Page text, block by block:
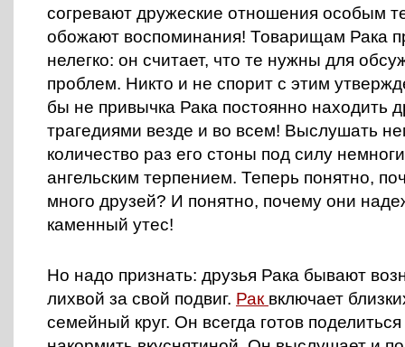
согревают дружеские отношения особым
обожают воспоминания! Товарищам Рака
нелегко: он считает, что те нужны для
проблем. Никто и не спорит с этим
бы не привычка Рака постоянно находить
трагедиями везде и во всем! Выслушать
количество раз его стоны под силу
ангельским терпением. Теперь понятно,
много друзей? И понятно, почему они
каменный утес!
Но надо признать: друзья Рака бывают
лихвой за свой подвиг. Рак включает
семейный круг. Он всегда готов